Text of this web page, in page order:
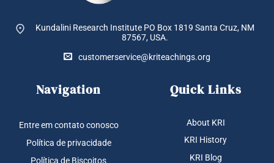
Kundalini Research Institute PO Box 1819 Santa Cruz, NM
87567, USA.
customerservice@kriteachings.org
Navigation
Entre em contato conosco
Política de privacidade
Política de Biscoitos
Quick Links
About KRI
KRI History
KRI Blog